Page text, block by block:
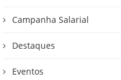
Campanha Salarial
Destaques
Eventos